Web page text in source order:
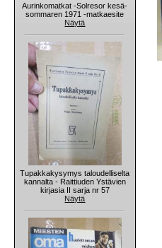
Aurinkomatkat -Solresor kesä-
sommaren 1971 -matkaesite
Näytä
Tupakkakysymys taloudelliselta
kannalta - Raittiuden Ystävien
kirjasia II sarja nr 57
Näytä